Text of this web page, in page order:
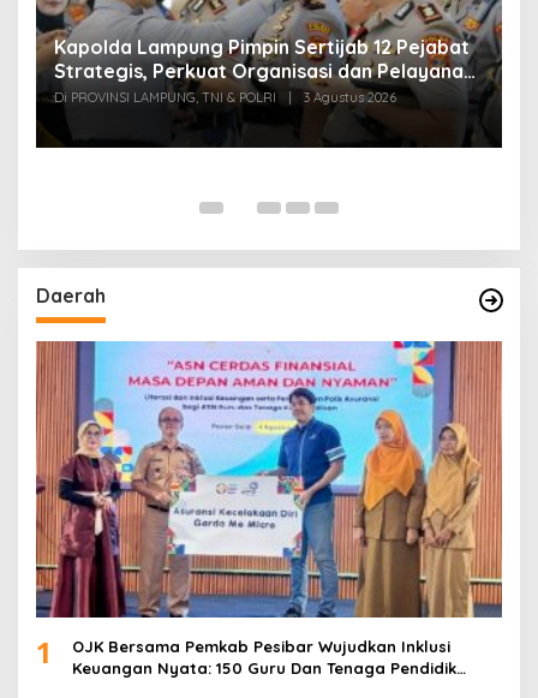
Kapolda Lampung Pimpin Sertijab 12 Pejabat
Strategis, Perkuat Organisasi dan Pelayanan
Polri Presisi
Di PROVINSI LAMPUNG, TNI & POLRI 3 Agustus 2026
Daerah
1
OJK Bersama Pemkab Pesibar Wujudkan Inklusi
Keuangan Nyata: 150 Guru Dan Tenaga Pendidik